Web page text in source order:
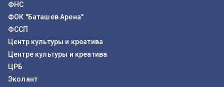
ФНС
ФОК "Баташев Арена"
ФССП
Центр культуры и креатива
Центре культуры и креатива
ЦРБ
Эколант